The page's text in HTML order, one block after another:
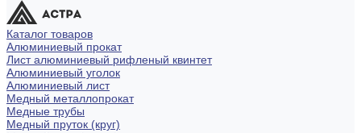
Каталог товаров
Алюминиевый прокат
Лист алюминиевый рифленый квинтет
Алюминиевый уголок
Алюминиевый лист
Медный металлопрокат
Медные трубы
Медный пруток (круг)